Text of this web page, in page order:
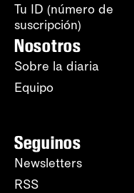
Tu ID (número de
suscripción)
Nosotros
Sobre la diaria
Equipo
Seguinos
Newsletters
RSS